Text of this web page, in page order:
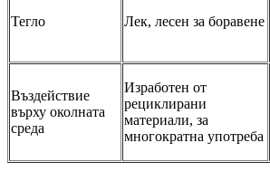
Тегло Лек, лесен за боравене
Въздействие
върху околната
среда
Изработен от
рециклирани
материали, за
многократна употреба